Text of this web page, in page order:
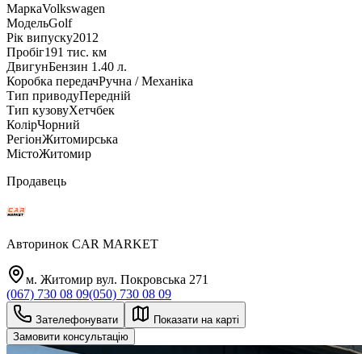
МаркаVolkswagen
МодельGolf
Рік випуску2012
Пробіг191 тис. км
ДвигунБензин 1.40 л.
Коробка передачРучна / Механіка
Тип приводуПередній
Тип кузовуХетчбек
КолірЧорний
РегіонЖитомирська
МістоЖитомир
Продавець
Авторинок CAR MARKET
м. Житомир вул. Покровська 271
(067) 730 08 09(050) 730 08 09
Зателефонувати
Показати на карті
Замовити консультацію